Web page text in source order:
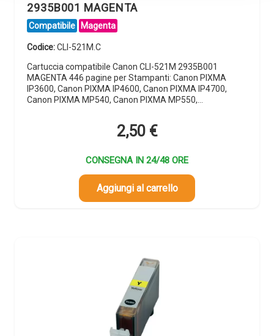
2935B001 MAGENTA
Compatibile Magenta
Codice:CLI-521M.C
Cartuccia compatibile Canon CLI-521M 2935B001
MAGENTA 446 pagine per Stampanti: Canon PIXMA
IP3600, Canon PIXMA IP4600, Canon PIXMA IP4700,
Canon PIXMA MP540, Canon PIXMA MP550,…
2,50 €
CONSEGNA IN 24/48 ORE
Aggiungi al carrello